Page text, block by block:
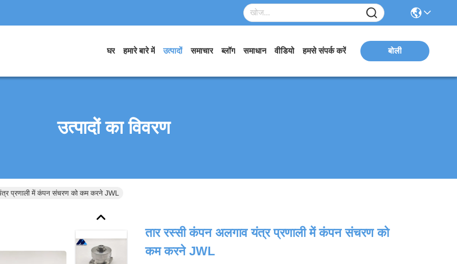
घर हमारे बारे में उत्पादों समाचार ब्लॉग समाधान वीडियो हमसे संपर्क करें बोली
उत्पादों का विवरण
प्रणाली में कंपन संचरण को कम करने JWL
तार रस्सी कंपन अलगाव यंत्र प्रणाली में कंपन संचरण को
कम करने JWL